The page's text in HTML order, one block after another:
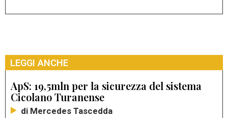
LEGGI ANCHE
ApS: 19,5mln per la sicurezza del sistema
Cicolano Turanense
di Mercedes Tascedda